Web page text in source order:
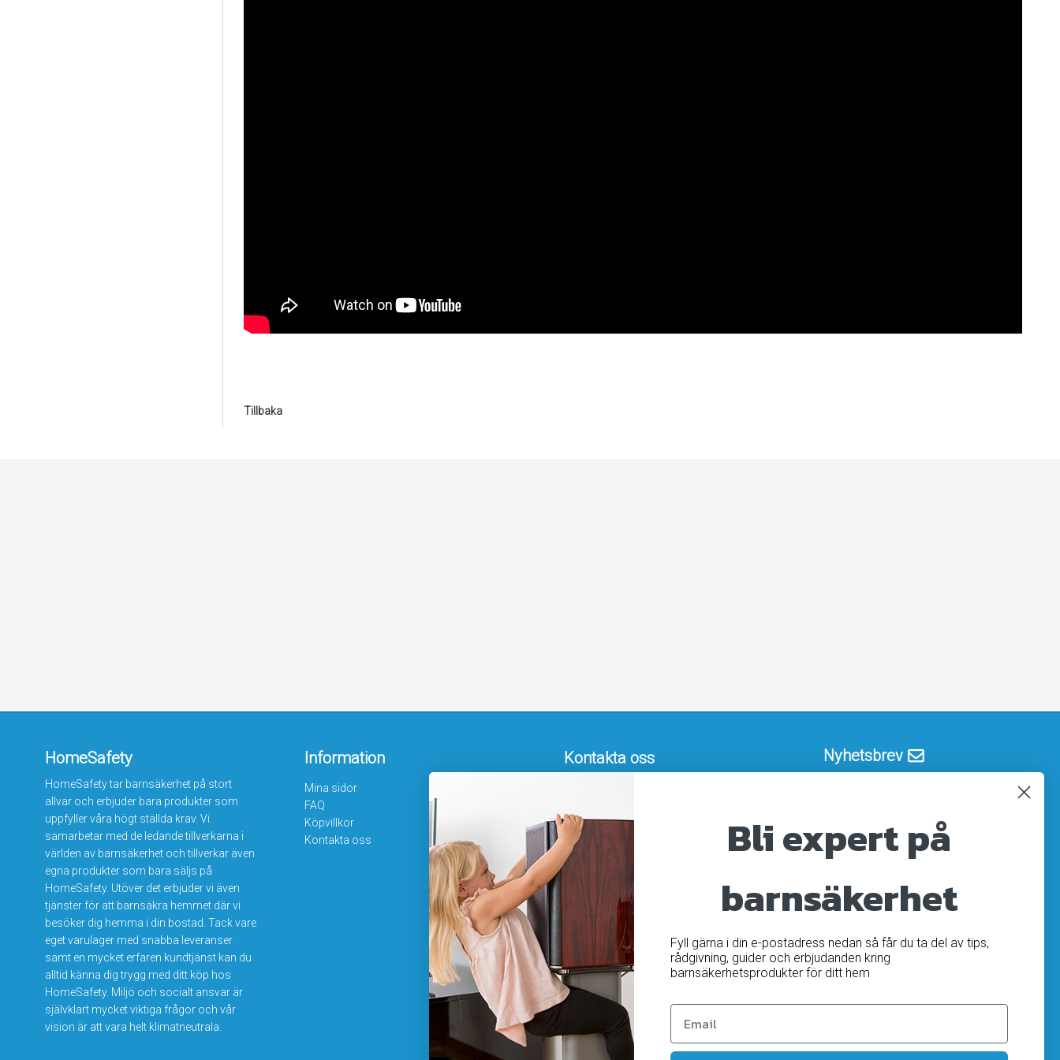
Tillbaka
HomeSafety
HomeSafety tar barnsäkerhet på stort
allvar och erbjuder bara produkter som
uppfyller våra högt ställda krav. Vi
samarbetar med de ledande tillverkarna i
världen av barnsäkerhet och tillverkar även
egna produkter som bara säljs på
HomeSafety. Utöver det erbjuder vi även
tjänster för att barnsäkra hemmet där vi
besöker dig hemma i din bostad. Tack vare
eget varulager med snabba leveranser
samt en mycket erfaren kundtjänst kan du
alltid känna dig trygg med ditt köp hos
HomeSafety. Miljö och socialt ansvar är
självklart mycket viktiga frågor och vår
vision är att vara helt klimatneutrala.
Information
Mina sidor
FAQ
Köpvillkor
Kontakta oss
Kontakta oss
08-410 115 30
kundtjanst@homesafety.se
Följ oss
Facebook
Instagram
Nyhetsbrev
OK
Bli expert på
barnsäkerhet
Fyll gärna i din e-postadress nedan så får du ta del av tips,
rådgivning, guider och erbjudanden kring
barnsäkerhetsprodukter för ditt hem